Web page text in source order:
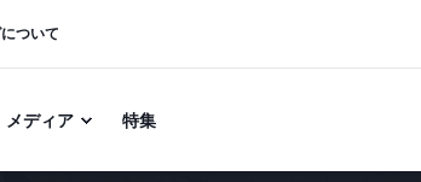
ついて
メディア 特集